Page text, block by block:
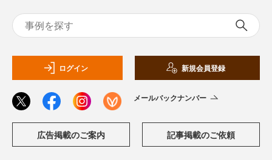
ログイン 新規会員登録
メールバックナンバー
広告掲載のご案内 記事掲載のご依頼